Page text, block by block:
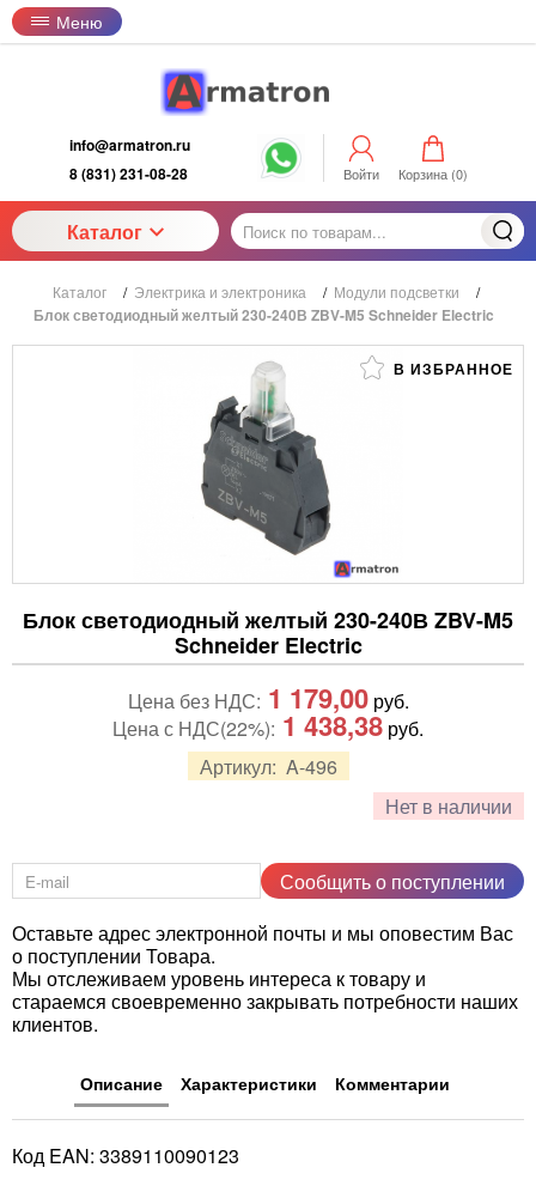
Меню
info@armatron.ru
8 (831) 231-08-28
Войти Корзина (0)
Каталог
Каталог / Электрика и электроника / Модули подсветки /
Блок светодиодный желтый 230-240В ZBV-M5 Schneider Electric
В ИЗБРАННОЕ
Блок светодиодный желтый 230-240В ZBV-M5
Schneider Electric
Артикул: A-496
Нет в наличии
Цена без НДС: 1 179,00руб.
Цена с НДС(22%): 1 438,38 руб.
Сообщить о поступлении
Оставьте адрес электронной почты и мы оповестим Вас
о поступлении Товара.
Мы отслеживаем уровень интереса к товару и
стараемся своевременно закрывать потребности наших
клиентов.
Описание Характеристики Комментарии
Код EAN: 3389110090123